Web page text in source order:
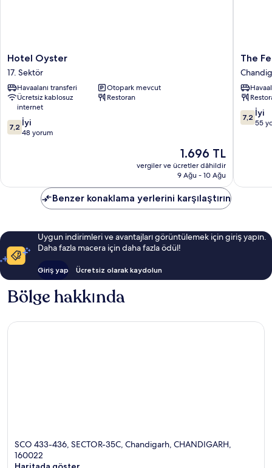
Hotel
Oyster
17.
Sektör
Hotel Oyster
17. Sektör
Havaalanı transferi
Otopark mevcut
Ücretsiz kablosuz
internet
Restoran
10
üzerinden
7,2 İyi
48 yorum
Güncel
fiyat:
1.696 TL
1.696 TL
vergiler ve ücretler dâhildir
9 Ağu - 10 Ağu
The
Fern
The
10
7,2 İyi
55
Benzer konaklama yerlerini karşılaştırın
Uygun indirimleri ve avantajları görüntülemek için giriş yapın.
Daha fazla macera için daha fazla ödül!
Giriş yap Ücretsiz olarak kaydolun
Bölge hakkında
SCO 433-436, SECTOR-35C, Chandigarh, CHANDIGARH,
160022